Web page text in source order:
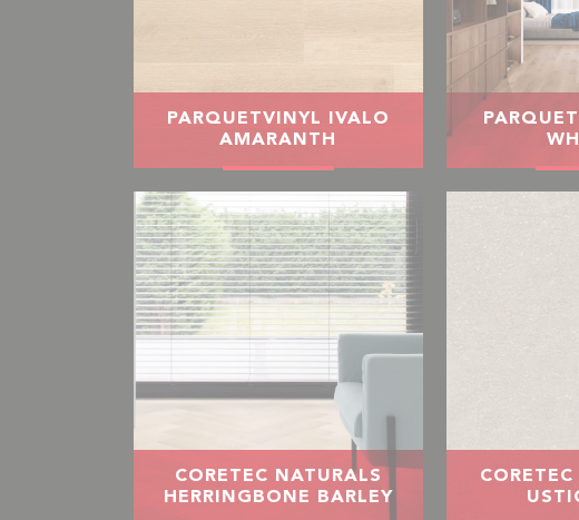
PARQUETVINYL IVALO
AMARANTH
CORETEC NATURALS
HERRINGBONE BARLEY
CORETEC